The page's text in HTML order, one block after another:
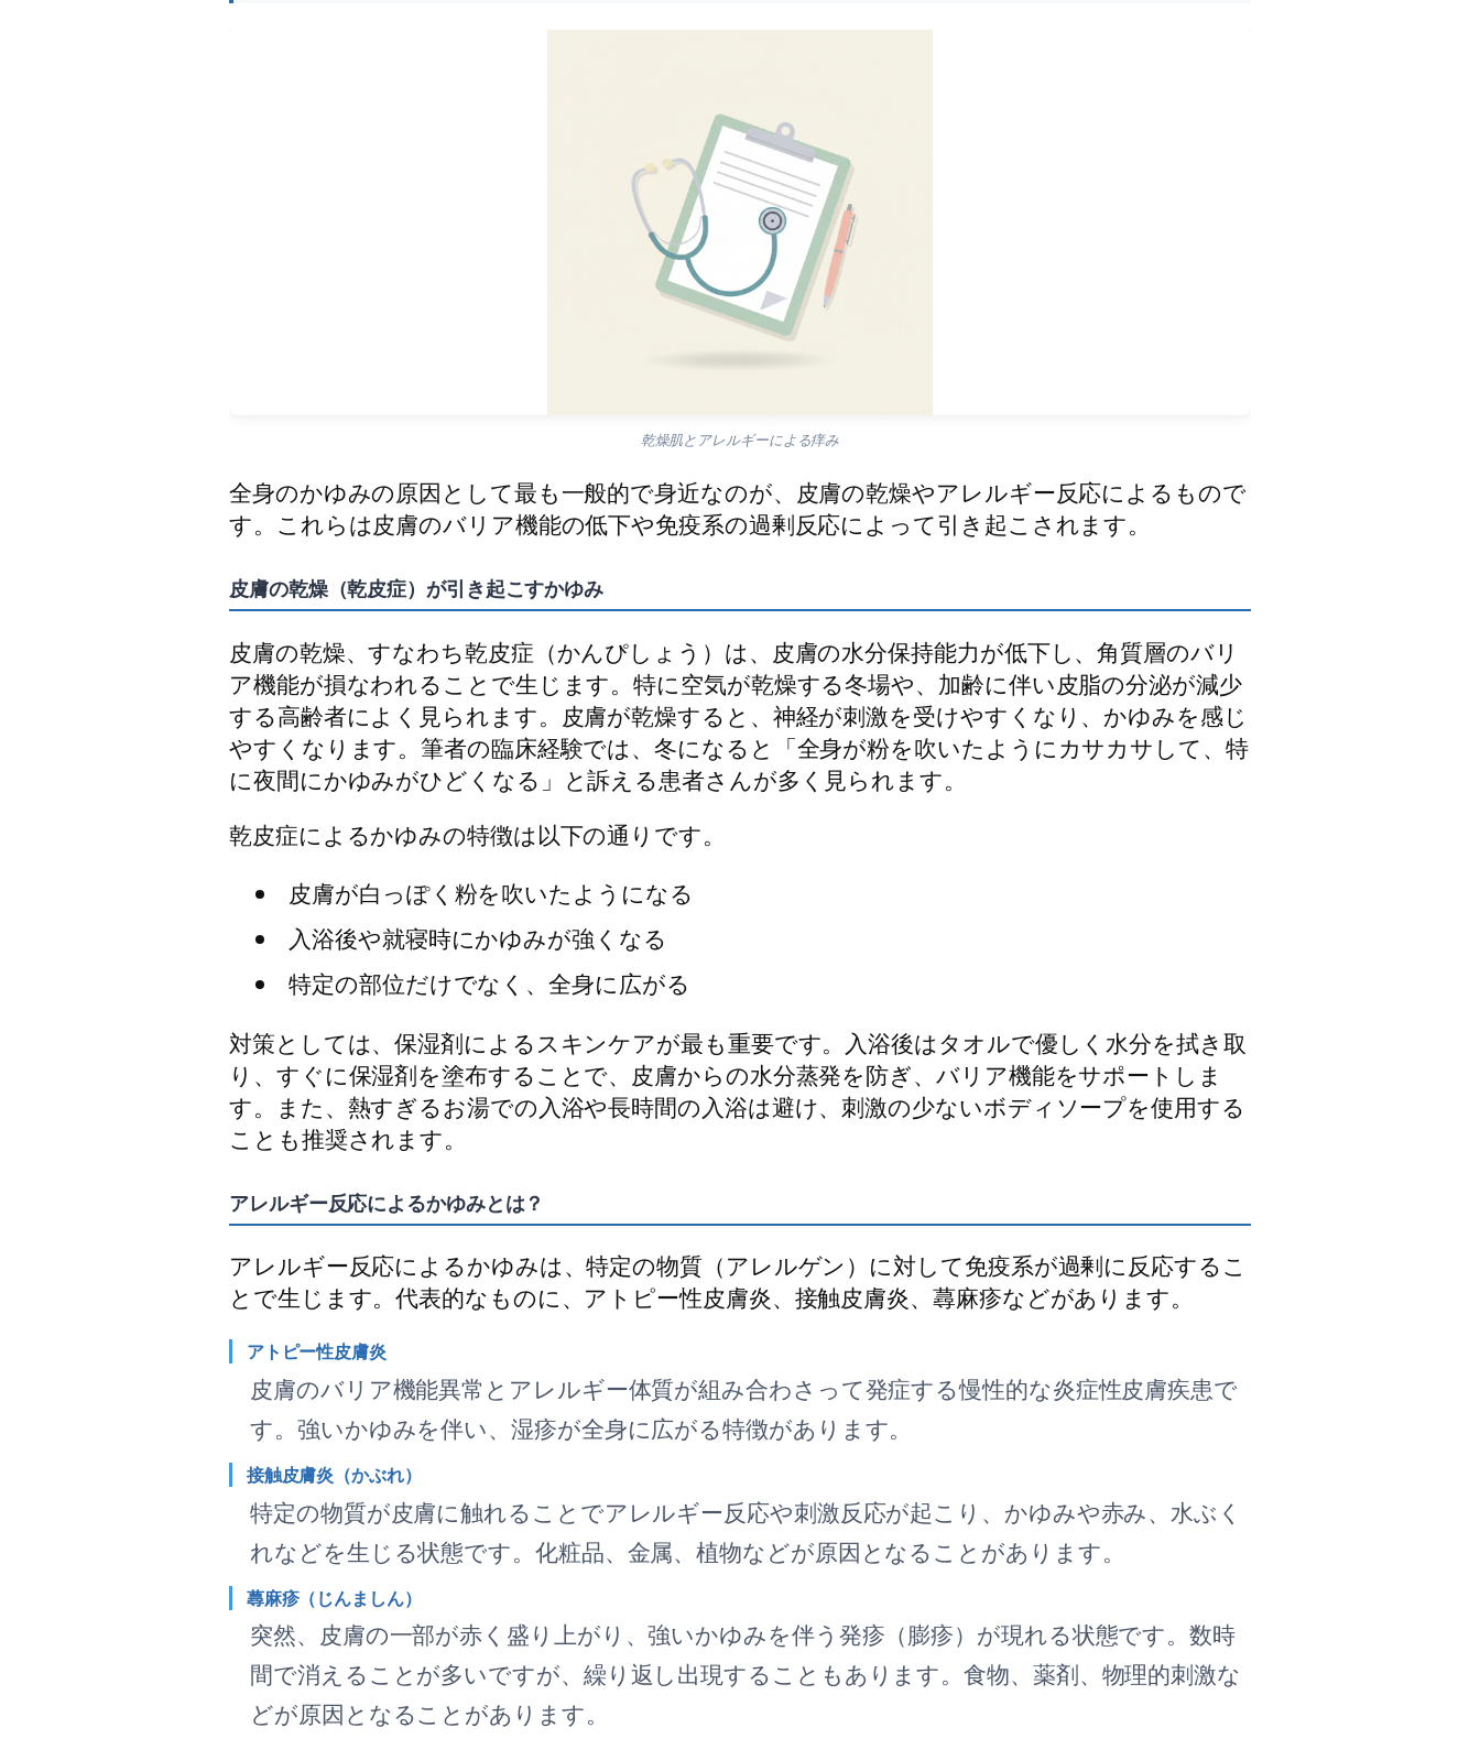
乾燥肌とアレルギーによる痒み
全身のかゆみの原因として最も一般的で身近なのが、皮膚の乾燥やアレルギー反応によるもので
す。これらは皮膚のバリア機能の低下や免疫系の過剰反応によって引き起こされます。
皮膚の乾燥（乾皮症）が引き起こすかゆみ
皮膚の乾燥、すなわち乾皮症（かんぴしょう）は、皮膚の水分保持能力が低下し、角質層のバリ
ア機能が損なわれることで生じます。特に空気が乾燥する冬場や、加齢に伴い皮脂の分泌が減少
する高齢者によく見られます。皮膚が乾燥すると、神経が刺激を受けやすくなり、かゆみを感じ
やすくなります。筆者の臨床経験では、冬になると「全身が粉を吹いたようにカサカサして、特
に夜間にかゆみがひどくなる」と訴える患者さんが多く見られます。
乾皮症によるかゆみの特徴は以下の通りです。
皮膚が白っぽく粉を吹いたようになる
入浴後や就寝時にかゆみが強くなる
特定の部位だけでなく、全身に広がる
対策としては、保湿剤によるスキンケアが最も重要です。入浴後はタオルで優しく水分を拭き取
り、すぐに保湿剤を塗布することで、皮膚からの水分蒸発を防ぎ、バリア機能をサポートしま
す。また、熱すぎるお湯での入浴や長時間の入浴は避け、刺激の少ないボディソープを使用する
ことも推奨されます。
アレルギー反応によるかゆみとは？
アレルギー反応によるかゆみは、特定の物質（アレルゲン）に対して免疫系が過剰に反応するこ
とで生じます。代表的なものに、アトピー性皮膚炎、接触皮膚炎、蕁麻疹などがあります。
アトピー性皮膚炎
皮膚のバリア機能異常とアレルギー体質が組み合わさって発症する慢性的な炎症性皮膚疾患で
す。強いかゆみを伴い、湿疹が全身に広がる特徴があります。
接触皮膚炎（かぶれ）
特定の物質が皮膚に触れることでアレルギー反応や刺激反応が起こり、かゆみや赤み、水ぶく
れなどを生じる状態です。化粧品、金属、植物などが原因となることがあります。
蕁麻疹（じんましん）
突然、皮膚の一部が赤く盛り上がり、強いかゆみを伴う発疹（膨疹）が現れる状態です。数時
間で消えることが多いですが、繰り返し出現することもあります。食物、薬剤、物理的刺激な
どが原因となることがあります。